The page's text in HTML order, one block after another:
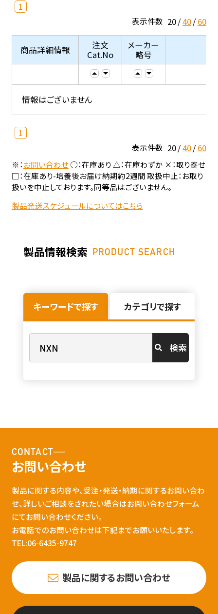
1
表示件数 20 40 60
商品詳細情報
注文
Cat.No
メーカー
略号
情報はございません
1
表示件数 20 40 60
※：お問い合わせ○：在庫あり △：在庫わずか ×：取り寄せ
□：在庫あり-培養後お届け納期約2週間 取扱中止：お取り
扱いを中止しております。同等品はございません。
製品発送スケジュールについてはこちら
製品情報検索 PRODUCT SEARCH
キーワードで探す カテゴリで探す
検索
CONTACT
お問い合わせ
製品に関する内容や、受注・発送・納期に関するお問い合わ
せ、詳しいご相談をされたい場合はお問い合わせフォーム
にてお問い合わせください。
お電話でのお問い合わせは下記までお願いいたします。
TEL:06-6435-9747
製品に関するお問い合わせ